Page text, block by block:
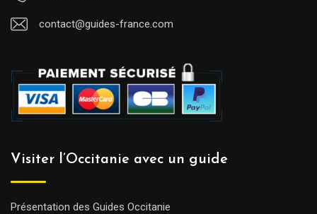
contact@guides-france.com
Visiter l’Occitanie avec un guide
Présentation des Guides Occitanie